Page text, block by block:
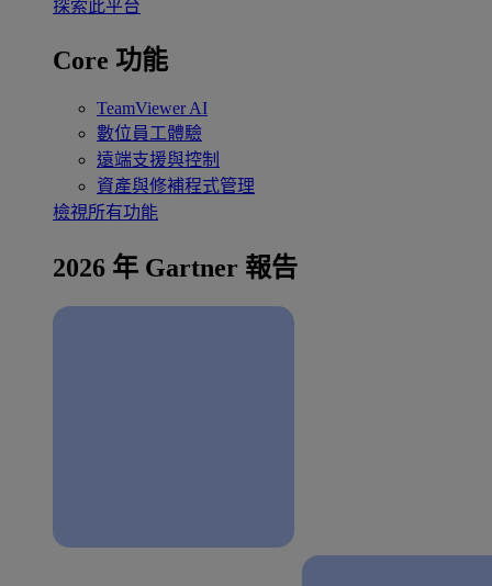
探索此平台
Core 功能
TeamViewer AI
數位員工體驗
遠端支援與控制
資產與修補程式管理
檢視所有功能
2026 年 Gartner 報告